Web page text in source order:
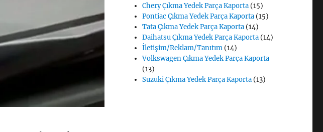
Chery Çıkma Yedek Parça Kaporta (15)
Pontiac Çıkma Yedek Parça Kaporta (15)
Tata Çıkma Yedek Parça Kaporta (14)
Daihatsu Çıkma Yedek Parça Kaporta (14)
İletişim/Reklam/Tanıtım (14)
Volkswagen Çıkma Yedek Parça Kaporta
(13)
Suzuki Çıkma Yedek Parça Kaporta (13)